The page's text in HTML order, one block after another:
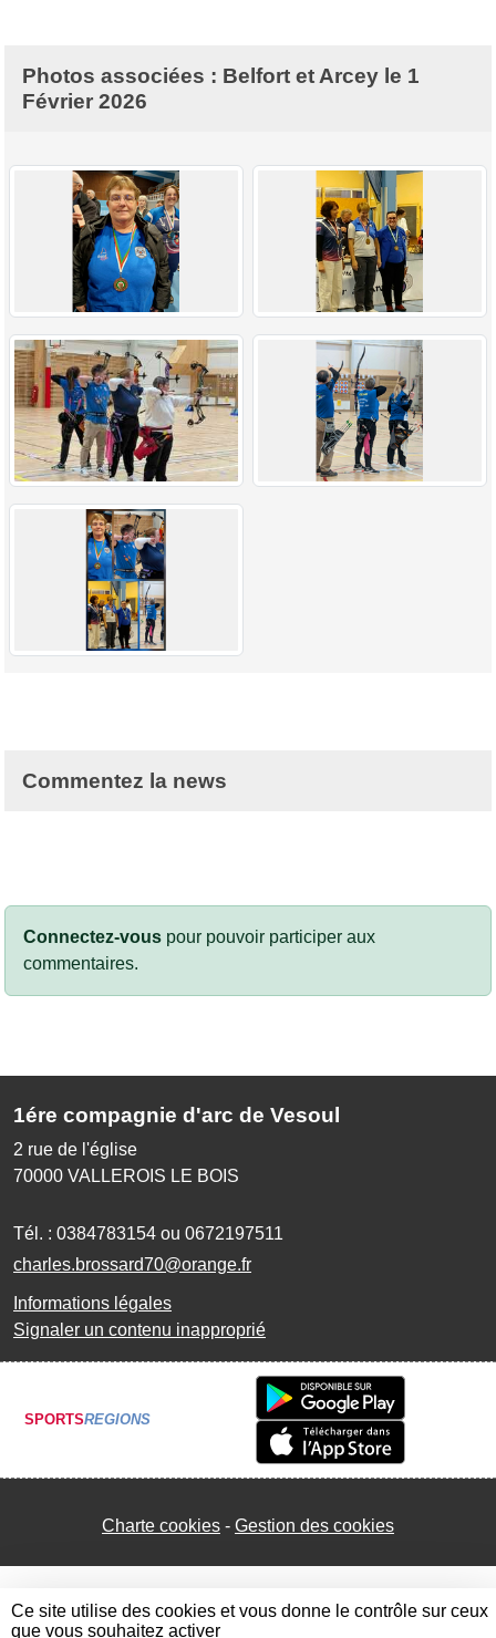
Photos associées : Belfort et Arcey le 1
Février 2026
Commentez la news
Connectez-vous pour pouvoir participer aux
commentaires.
1ére compagnie d'arc de Vesoul
2 rue de l'église
70000 VALLEROIS LE BOIS
Tél. : 0384783154 ou 0672197511
charles.brossard70@orange.fr
Informations légales
Signaler un contenu inapproprié
SPORTSREGIONS
Charte cookies Gestion des cookies
Ce site utilise des cookies et vous donne le contrôle sur ceux
que vous souhaitez activer